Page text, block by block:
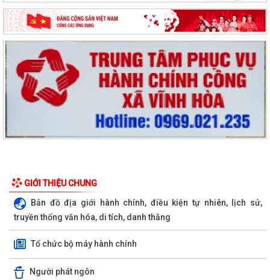
GIỚI THIỆU CHUNG
Bản đồ địa giới hành chính, điều kiện tự nhiên, lịch sử,
truyền thống văn hóa, di tích, danh thắng
Tổ chức bộ máy hành chính
Người phát ngôn